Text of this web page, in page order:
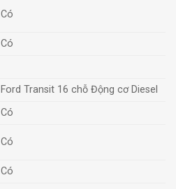
Có
Có
Ford Transit 16 chỗ Động cơ Diesel
Có
Có
Có